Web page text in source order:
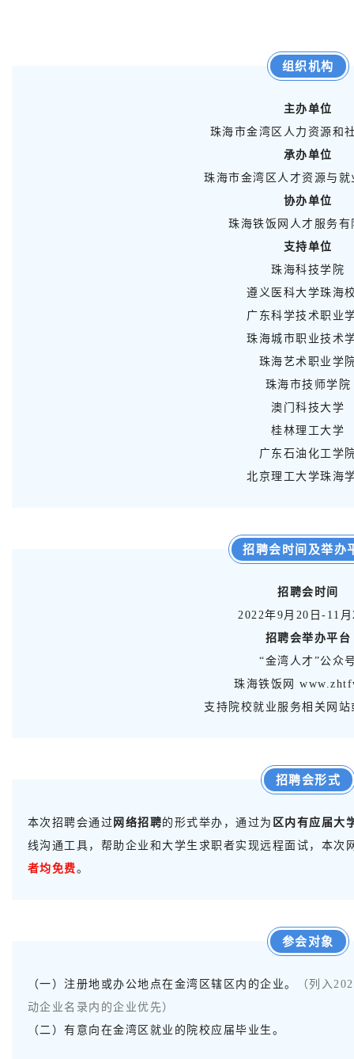
组织机构
主办单位
珠海市金湾区人力资源和
承办单位
珠海市金湾区人才资源与
协办单位
珠海铁饭网人才服务有
支持单位
珠海科技学院
遵义医科大学珠海
广东科学技术职业
珠海城市职业技术
珠海艺术职业学
珠海市技师学院
澳门科技大学
桂林理工大学
广东石油化工学
北京理工大学珠海
招聘会时间及举办
招聘会时间
2022年9月20日-11
招聘会举办平台
“金湾人才”公众
珠海铁饭网
支持院校就业服务相关网
招聘会形式
本次招聘会通过 网络招聘的形式举办，通过为 区内有应届大
线沟通工具，帮助企业和大学生求职者实现远程面试，本次
者均免费。
参会对象
（一）注册地或办公地点在金湾区辖区内的企业。
（列入
动企业名录内的企业优先）
（二）有意向在金湾区就业的院校应届毕业生。